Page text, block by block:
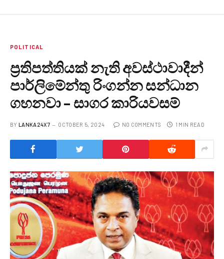
POLITICAL
ප්‍රතිපත්තියක් නැති අවස්ථාවාදීන්
පාර්ලිමේන්තු රිංගන්න සන්ධාන
ගහනවා – සාගර කාරියවසම්
BY LANKA24X7 OCTOBER 5, 2024 NO COMMENTS 1 MIN READ